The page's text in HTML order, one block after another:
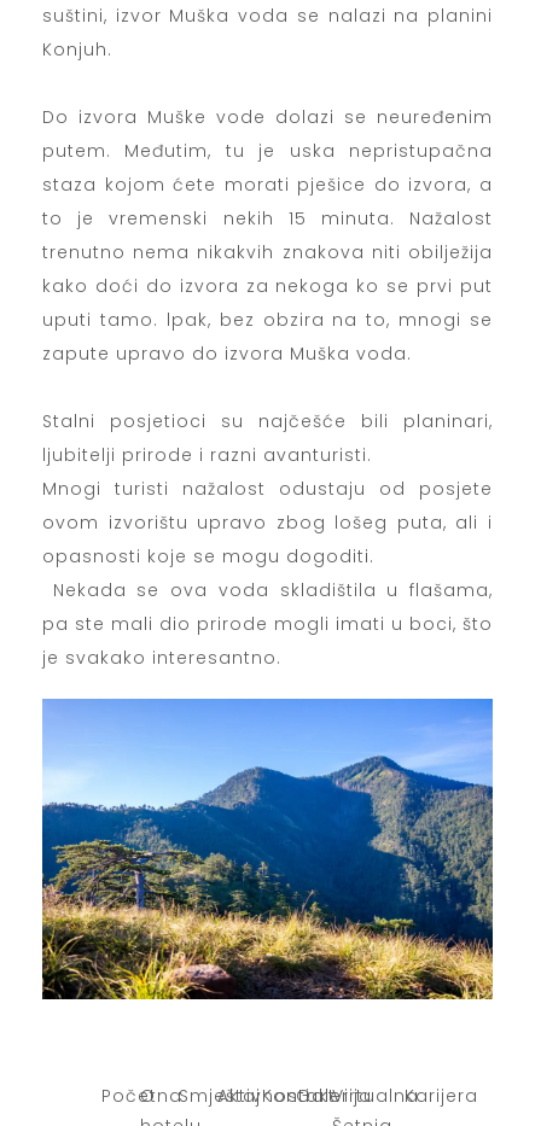
suštini, izvor Muška voda se nalazi na planini
Konjuh.
Do izvora Muške vode dolazi se neuređenim
putem. Međutim, tu je uska nepristupačna
staza kojom ćete morati pješice do izvora, a
to je vremenski nekih 15 minuta. Nažalost
trenutno nema nikakvih znakova niti obilježija
kako doći do izvora za nekoga ko se prvi put
uputi tamo. lpak, bez obzira na to, mnogi se
zapute upravo do izvora Muška voda.
Stalni posjetioci su najčešće bili planinari,
ljubitelji prirode i razni avanturisti.
Mnogi turisti nažalost odustaju od posjete
ovom izvorištu upravo zbog lošeg puta, ali i
opasnosti koje se mogu dogoditi.
Nekada se ova voda skladištila u flašama,
pa ste mali dio prirode mogli imati u boci, što
je svakako interesantno.
Početna
O
SmještajAktivnosti
KontaktGalerija
VirtualnaKarijera